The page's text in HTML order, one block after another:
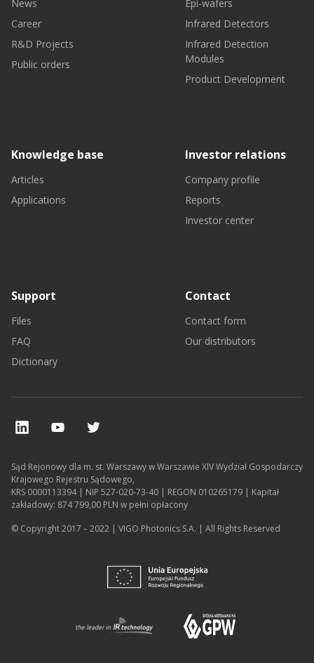
News
Career
R&D Projects
Public orders
Epi-wafers
Infrared Detectors
Infrared Detection
Modules
Product Development
Knowledge base
Articles
Applications
Investor relations
Company profile
Reports
Investor center
Support
Files
FAQ
Dictionary
Contact
Contact form
Our distributors
Sąd Rejonowy dla m. st. Warszawy w Warszawie XIV Wydział Gospodarczy
Krajowego Rejestru Sądowego,
KRS 0000113394 | NIP 527-020-73-40 | REGON 010265179 | Kapitał
zakładowy: 874 799,00 PLN w pełni opłacony
© Copyright 2017 – 2022 | VIGO Photonics S.A. | All Rights Reserved